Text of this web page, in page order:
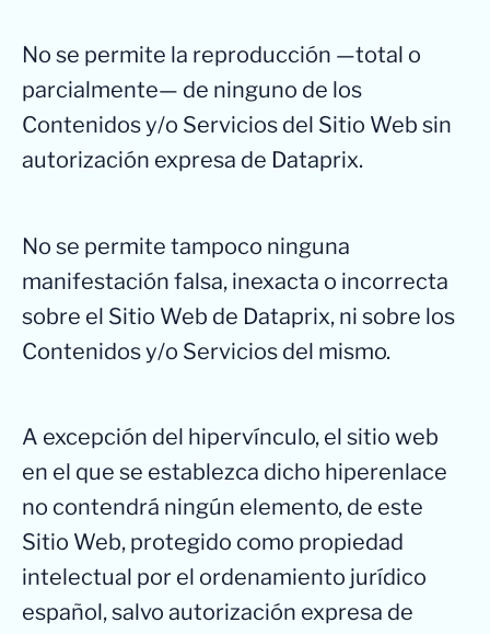
No se permite la reproducción —total o
parcialmente— de ninguno de los
Contenidos y/o Servicios del Sitio Web sin
autorización expresa de Dataprix.
No se permite tampoco ninguna
manifestación falsa, inexacta o incorrecta
sobre el Sitio Web de Dataprix, ni sobre los
Contenidos y/o Servicios del mismo.
A excepción del hipervínculo, el sitio web
en el que se establezca dicho hiperenlace
no contendrá ningún elemento, de este
Sitio Web, protegido como propiedad
intelectual por el ordenamiento jurídico
español, salvo autorización expresa de